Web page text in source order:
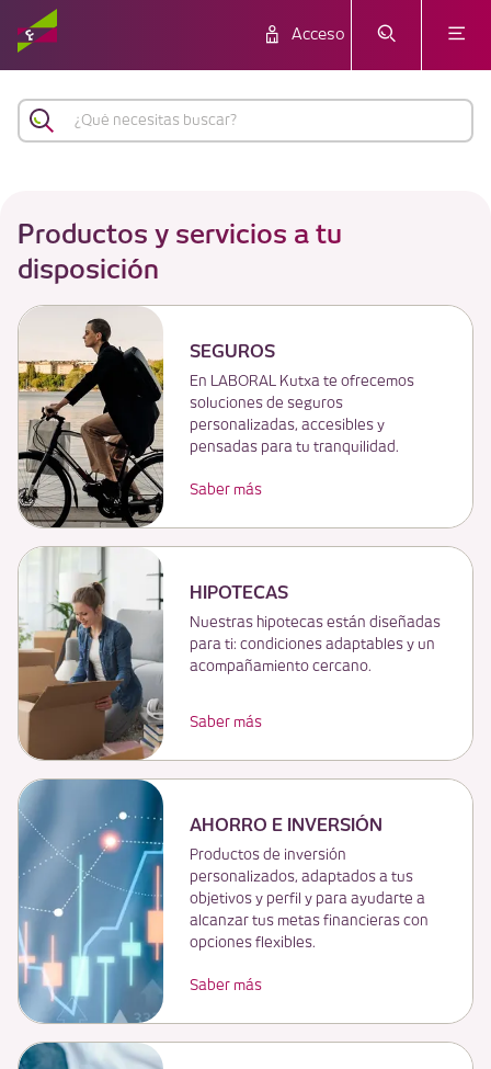
Acceso
Productos y servicios a tu
disposición
SEGUROS
En LABORAL Kutxa te ofrecemos
soluciones de seguros
personalizadas, accesibles y
pensadas para tu tranquilidad.
Saber más
HIPOTECAS
Nuestras hipotecas están diseñadas
para ti: condiciones adaptables y un
acompañamiento cercano.
Saber más
AHORRO E INVERSIÓN
Productos de inversión
personalizados, adaptados a tus
objetivos y perfil y para ayudarte a
alcanzar tus metas financieras con
opciones flexibles.
Saber más
Navigated to Personas